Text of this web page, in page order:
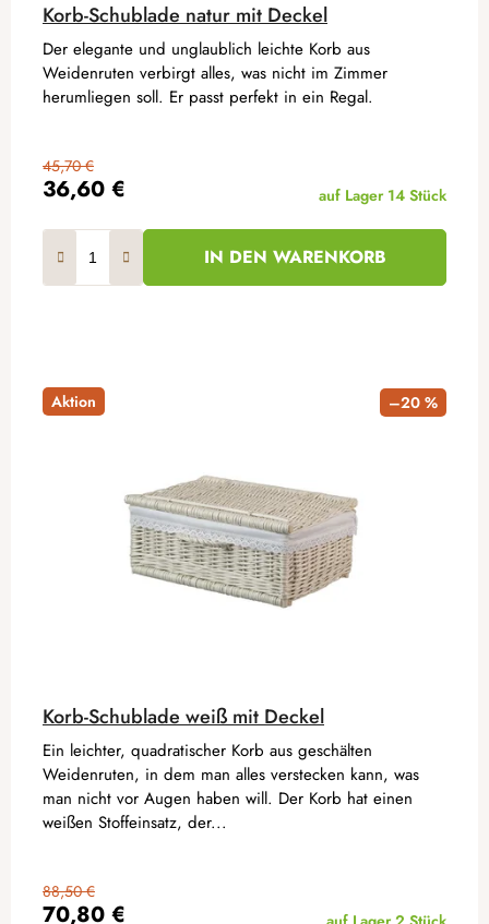
Korb-Schublade natur mit Deckel
36,60 €
45,70 €
auf Lager 14 Stück
IN DEN WARENKORB
Der elegante und unglaublich leichte Korb aus
Weidenruten verbirgt alles, was nicht im Zimmer
herumliegen soll. Er passt perfekt in ein Regal.
Aktion –20 %
Korb-Schublade weiß mit Deckel
70,80 €
88,50 €
Ein leichter, quadratischer Korb aus geschälten
Weidenruten, in dem man alles verstecken kann, was
man nicht vor Augen haben will. Der Korb hat einen
weißen Stoffeinsatz, der...